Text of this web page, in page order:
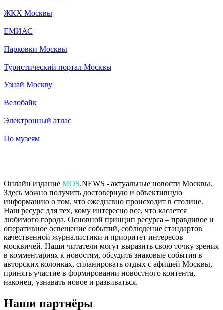
ЖКХ Москвы
ЕМИАС
Парковки Москвы
Туристический портал Москвы
Узнай Москву
Велобайк
Электронный атлас
По музеям
Онлайн издание MOS.NEWS - актуальные новости Москвы.
Здесь можно получить достоверную и объективную
информацию о том, что ежедневно происходит в столице.
Наш ресурс для тех, кому интересно все, что касается
любимого города. Основной принцип ресурса – правдивое и
оперативное освещение событий, соблюдение стандартов
качественной журналистики и приоритет интересов
москвичей. Наши читатели могут выразить свою точку зрения
в комментариях к новостям, обсудить знаковые события в
авторских колонках, спланировать отдых с афишей Москвы,
принять участие в формировании новостного контента,
наконец, узнавать новое и развиваться.
Наши партнёры